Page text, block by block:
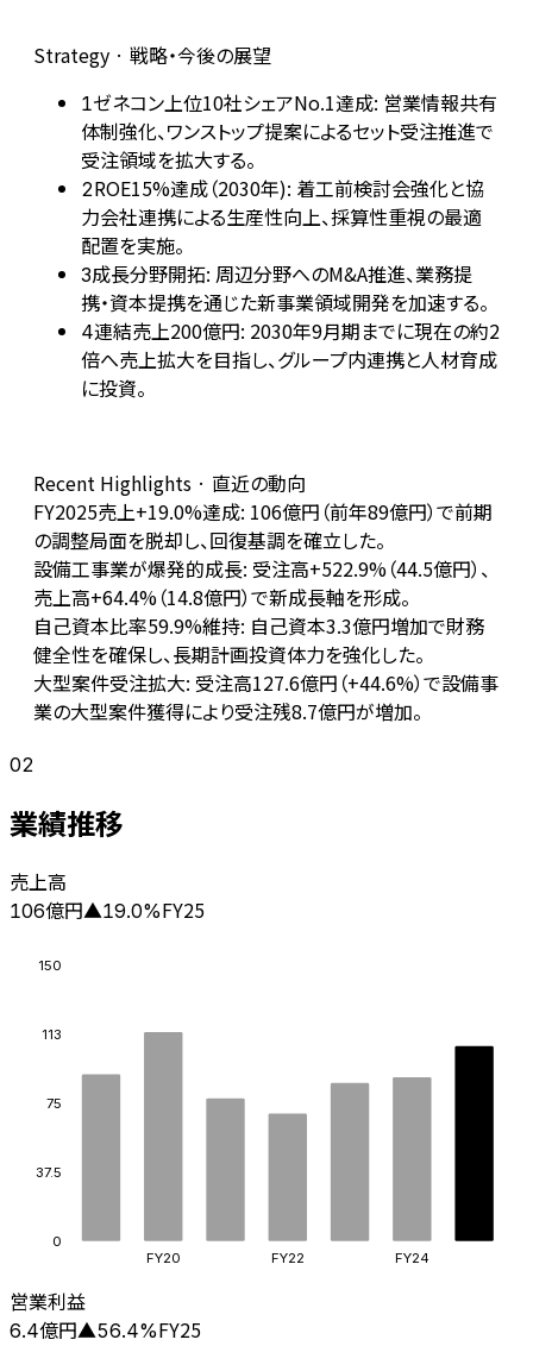
Strategy · 戦略・今後の展望
1ゼネコン上位10社シェアNo.1達成: 営業情報共有
体制強化、ワンストップ提案によるセット受注推進で
受注領域を拡大する。
2ROE15%達成（2030年): 着工前検討会強化と協
力会社連携による生産性向上、採算性重視の最適
配置を実施。
3成長分野開拓: 周辺分野へのM&A推進、業務提
携・資本提携を通じた新事業領域開発を加速する。
4連結売上200億円: 2030年9月期までに現在の約2
倍へ売上拡大を目指し、グループ内連携と人材育成
に投資。
Recent Highlights · 直近の動向
FY2025売上+19.0%達成: 106億円（前年89億円）で前期
の調整局面を脱却し、回復基調を確立した。
設備工事業が爆発的成長: 受注高+522.9%（44.5億円）、
売上高+64.4%（14.8億円）で新成長軸を形成。
自己資本比率59.9%維持: 自己資本3.3億円増加で財務
健全性を確保し、長期計画投資体力を強化した。
大型案件受注拡大: 受注高127.6億円（+44.6%）で設備事
業の大型案件獲得により受注残8.7億円が増加。
02
業績推移
売上高
106億円▲19.0%FY25
0
37.5
75
113
150
FY20 FY22 FY24
営業利益
6.4億円▲56.4%FY25